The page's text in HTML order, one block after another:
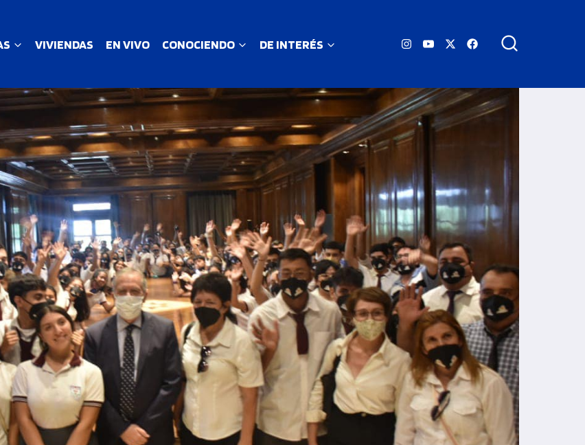
VIVIENDAS EN VIVO CONOCIENDO DE INTERÉS